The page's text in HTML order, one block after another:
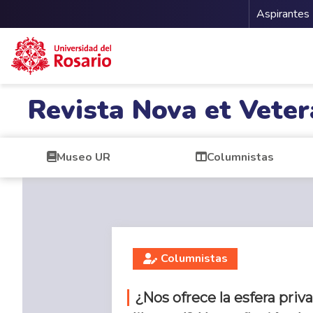
Aspirantes
Revista Nova et
Museo UR Columnistas
Columnistas
¿Nos ofrece la esfera